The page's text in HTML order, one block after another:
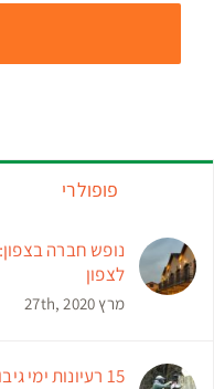
פופולרי
נופש חברה
לצפון
מרץ 27th, 2020
15 רעיונות ימי גיבוש לעובדים -חורף בצפון